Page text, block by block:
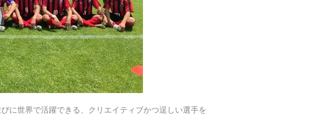
に世界で活躍できる、クリエイティブかつ逞しい選手を